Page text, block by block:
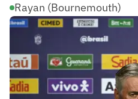
Rayan (Bournemouth)